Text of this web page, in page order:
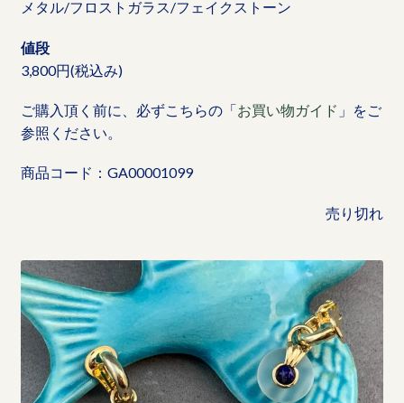
メタル/フロストガラス/フェイクストーン
値段
3,800円(税込み)
ご購入頂く前に、必ずこちらの「お買い物ガイド 」をご
参照ください。
商品コード：GA00001099
売り切れ